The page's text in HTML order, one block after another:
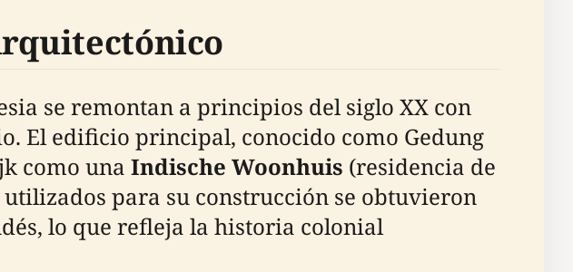
se remontan a principios del siglo XX con
El edificio principal, conocido como Gedung
como una Indische Woonhuis (residencia de
para su construcción se obtuvieron
lo que refleja la historia colonial